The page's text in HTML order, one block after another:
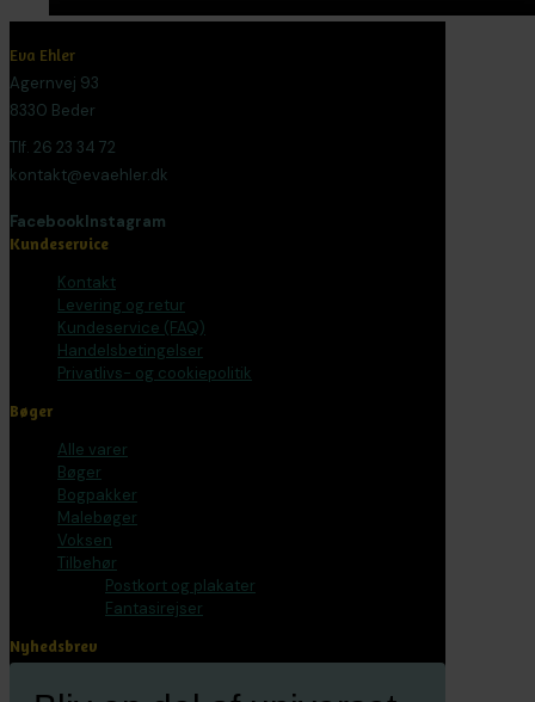
Eva Ehler
Agernvej 93
8330 Beder
Tlf. 26 23 34 72
kontakt@evaehler.dk
FacebookInstagram
Kundeservice
Kontakt
Levering og retur
Kundeservice (FAQ)
Handelsbetingelser
Privatlivs- og cookiepolitik
Bøger
Alle varer
Bøger
Bogpakker
Malebøger
Voksen
Tilbehør
Postkort og plakater
Fantasirejser
Nyhedsbrev